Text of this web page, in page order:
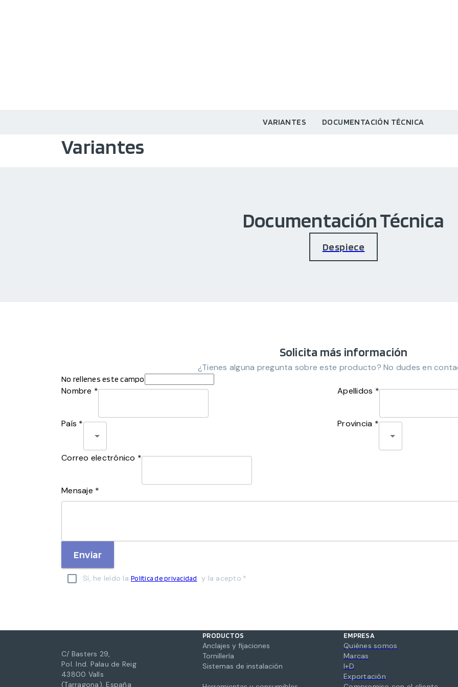
VARIANTES DOCUMENTACIÓN TÉCNICA
Variantes
Documentación Técnica
Despiece
Solicita más información
¿Tienes alguna pregunta sobre este producto? No dudes en
No rellenes este campo
Nombre * Apellidos *
País * Provincia *
Correo electrónico *
Mensaje *
Enviar
Sí, he leído la Política de privacidad y la acepto.*
C/ Basters 29,
Pol. Ind. Palau de Reig
43800 Valls
(Tarragona), España
PRODUCTOS
Anclajes y fijaciones
Tornillería
Sistemas de instalación
EMPRESA
Quiénes somos
Marcas
I+D
Exportación